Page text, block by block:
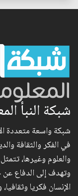
شبكة النبأ
شبكة واسعة متعددة
في الفكر والثقافة
والعلوم وغيرها،
وتهدف إلى الدفاع عن
الإنسان فكريا